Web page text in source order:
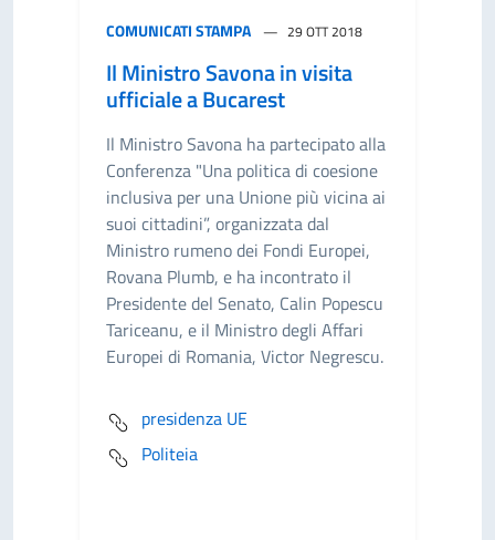
COMUNICATI STAMPA 29 OTT 2018
Il Ministro Savona in visita
ufficiale a Bucarest
Il Ministro Savona ha partecipato alla
Conferenza "Una politica di coesione
inclusiva per una Unione più vicina ai
suoi cittadini”, organizzata dal
Ministro rumeno dei Fondi Europei,
Rovana Plumb, e ha incontrato il
Presidente del Senato, Calin Popescu
Tariceanu, e il Ministro degli Affari
Europei di Romania, Victor Negrescu.
presidenza UE
Politeia